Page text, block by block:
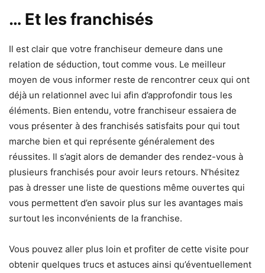
… Et les franchisés
Il est clair que votre franchiseur demeure dans une
relation de séduction, tout comme vous. Le meilleur
moyen de vous informer reste de rencontrer ceux qui ont
déjà un relationnel avec lui afin d’approfondir tous les
éléments. Bien entendu, votre franchiseur essaiera de
vous présenter à des franchisés satisfaits pour qui tout
marche bien et qui représente généralement des
réussites. Il s’agit alors de demander des rendez-vous à
plusieurs franchisés pour avoir leurs retours. N’hésitez
pas à dresser une liste de questions même ouvertes qui
vous permettent d’en savoir plus sur les avantages mais
surtout les inconvénients de la franchise.
Vous pouvez aller plus loin et profiter de cette visite pour
obtenir quelques trucs et astuces ainsi qu’éventuellement